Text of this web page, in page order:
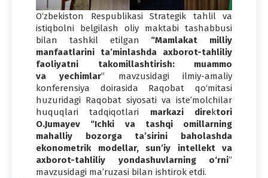
O‘zbekiston Respublikasi Strategik tahlil va
istiqbolni belgilash oliy maktabi tashabbusi
bilan tashkil etilgan “Mamlakat milliy
manfaatlarini ta’minlashda axborot-tahliliy
faoliyatni takomillashtirish: muammo
va yechimlar” mavzusidagi ilmiy-amaliy
konferensiya doirasida Raqobat qo‘mitasi
huzuridagi Raqobat siyosati va iste’molchilar
huquqlari tadqiqotlari markazi direktori
O.Jumayev “Ichki va tashqi omillarning
mahalliy bozorga ta’sirini baholashda
ekonometrik modellar, sun’iy intellekt va
axborot-tahliliy yondashuvlarning o‘rni”
mavzusidagi ma’ruzasi bilan ishtirok etdi.